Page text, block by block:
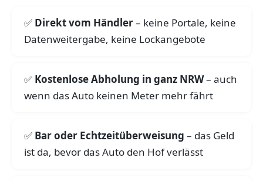
Direkt vom Händler– keine Portale, keine
Datenweitergabe, keine Lockangebote
Kostenlose Abholung in ganz NRW– auch
wenn das Auto keinen Meter mehr fährt
Bar oder Echtzeitüberweisung – das Geld
ist da, bevor das Auto den Hof verlässt